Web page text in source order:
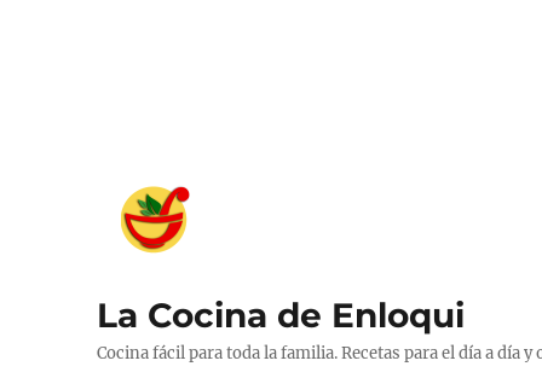
La Cocina de Enloqui
Cocina fácil para toda la familia. Recetas para el día a día